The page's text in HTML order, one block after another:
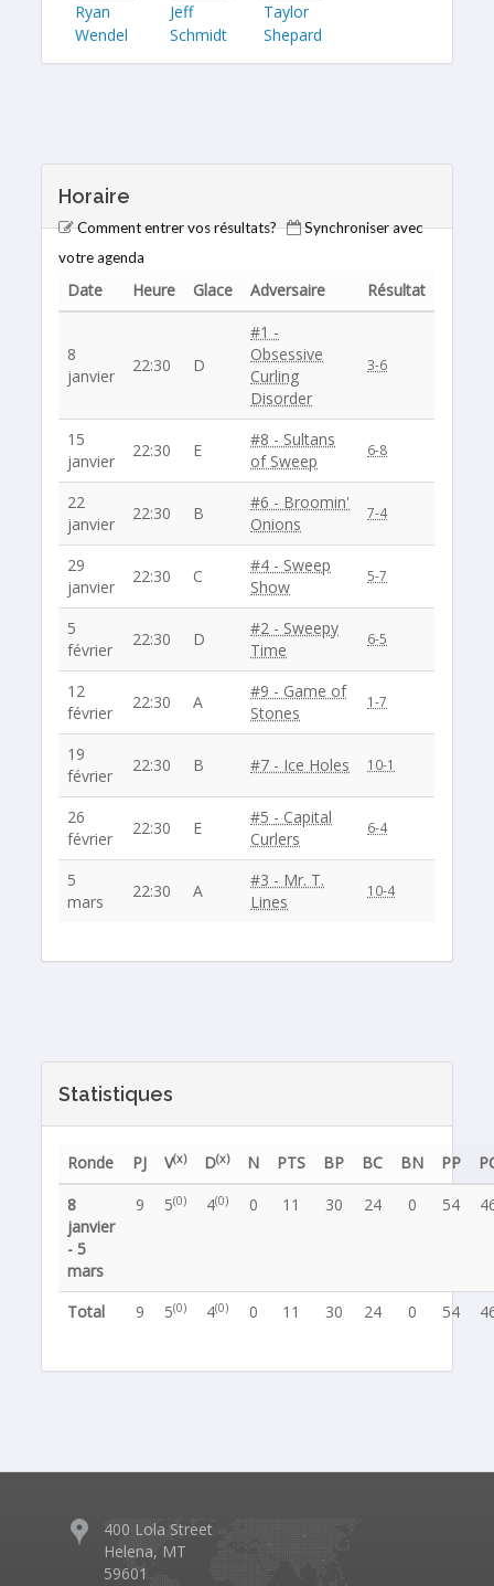
Ryan
Wendel
Jeff
Schmidt
Taylor
Shepard
Horaire
Comment entrer vos résultats?
Synchroniser avec
votre agenda
Date Heure Glace Adversaire Résultat
8
janvier
22:30 D
#1 -
Obsessive
Curling
Disorder
3-6
15
janvier
22:30 E
#8 - Sultans
of Sweep
6-8
22
janvier
22:30 B
#6 - Broomin'
Onions
7-4
29
janvier
22:30 C
#4 - Sweep
Show
5-7
5
février
22:30 D
#2 - Sweepy
Time
6-5
12
février
22:30 A
#9 - Game of
Stones
1-7
19
février
22:30 B #7 - Ice Holes 10-1
26
février
22:30 E
#5 - Capital
Curlers
6-4
5
mars
22:30 A
#3 - Mr. T.
Lines
10-4
Statistiques
Ronde PJ V(x) D(x) N PTS BP BC BN PP
8
janvier
- 5
mars
9 5(0) 4(0) 0 11 30 24 0 54
Total 9 5(0) 4(0) 0 11 30 24 0 54
400 Lola Street
Helena, MT
59601